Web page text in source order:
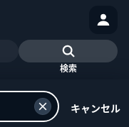
検索
キャンセル